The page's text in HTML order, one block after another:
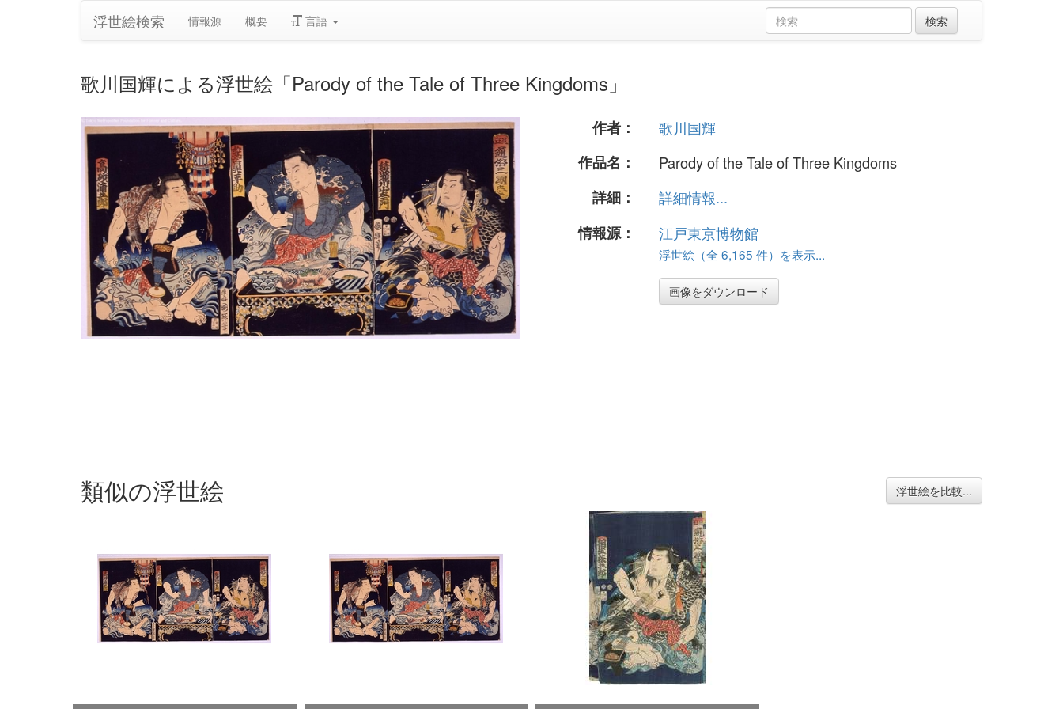
浮世絵検索 情報源 概要 言語
歌川国輝による浮世絵「Parody of the Tale of Three Kingdoms」
作者：
歌川国輝
作品名：
Parody of the Tale of Three Kingdoms
詳細：
詳細情報...
情報源：
江戸東京博物館
浮世絵（全 6,165 件）を表示...
画像をダウンロード
類似の浮世絵 浮世絵を比較...